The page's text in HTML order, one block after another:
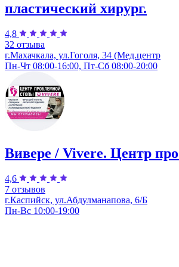
пластический хирург.
4,8
32 отзыва
г.Махачкала, ул.Гоголя, 34 (Мед.центр
Пн-Чт 08:00-16:00, Пт-Сб 08:00-20:00
Вивере / Vivere. Центр
4,6
7 отзывов
г.Каспийск, ул.Абдулманапова, 6/Б
Пн-Вс 10:00-19:00